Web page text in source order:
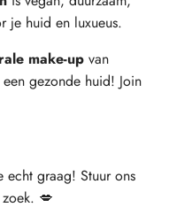
je huid en luxueus.
make-up van
gezonde huid! Join
echt graag! Stuur ons
💋